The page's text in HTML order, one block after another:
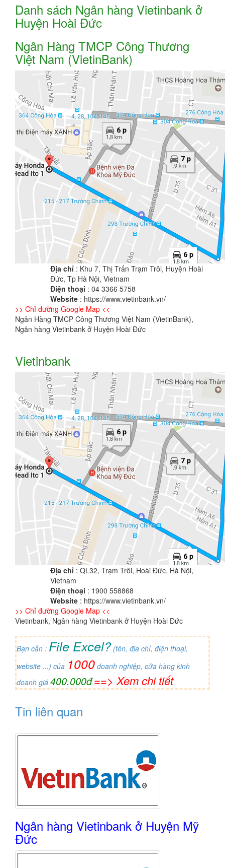
Danh sách Ngân hàng Vietinbank ở
Huyện Hoài Đức
Ngân Hàng TMCP Công Thương
Việt Nam (VietinBank)
Địa chỉ : Khu 7, Thị Trấn Trạm Trôi, Huyện Hoài
Đức, Tp Hà Nội, Vietnam
Điện thoại : 04 3366 5758
Website : https://www.vietinbank.vn/
>> Chỉ đường Google Map <<
Ngân Hàng TMCP Công Thương Việt Nam (VietinBank),
Ngân hàng Vietinbank ở Huyện Hoài Đức
Vietinbank
Địa chỉ : QL32, Trạm Trôi, Hoài Đức, Hà Nội,
Vietnam
Điện thoại : 1900 558868
Website : https://www.vietinbank.vn/
>> Chỉ đường Google Map <<
Vietinbank, Ngân hàng Vietinbank ở Huyện Hoài Đức
Bạn cần : File Excel? (tên, địa chỉ, điện thoại,
website ...) của 1000 doanh nghiệp, cửa hàng kinh
doanh giá 400.000đ==> Xem chi tiết
Tin liên quan
Ngân hàng Vietinbank ở Huyện Mỹ
Đức